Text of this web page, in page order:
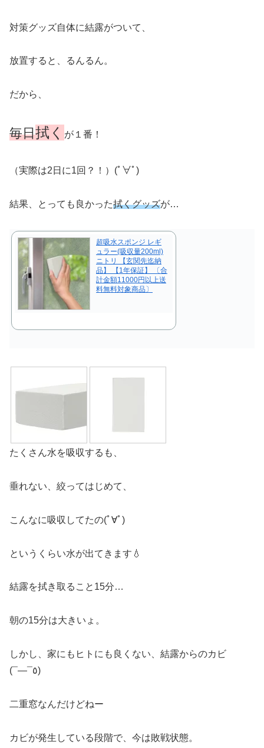
対策グッズ自体に結露がついて、
放置すると、るんるん。
だから、
毎日拭 く が１番！
（実際は2日に1回？！）(ﾟ∀ﾟ)
結果、とっても良かった拭くグッズが…
超吸水スポンジ レギ
ュラー(吸収量200ml)
ニトリ 【玄関先迄納
品】 【1年保証】 〔合
計金額11000円以上送
料無料対象商品〕
たくさん水を吸収するも、
垂れない、絞ってはじめて、
こんなに吸収してたの(ﾟ∀ﾟ)
というくらい水が出てきます💧
結露を拭き取ること15分…
朝の15分は大きいょ。
しかし、家にもヒトにも良くない、結露からのカビ
(¯―¯٥)
二重窓なんだけどねー
カビが発生している段階で、今は敗戦状態。